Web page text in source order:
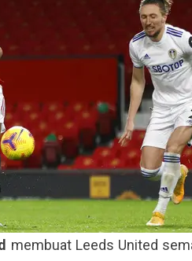
membuat Leeds United